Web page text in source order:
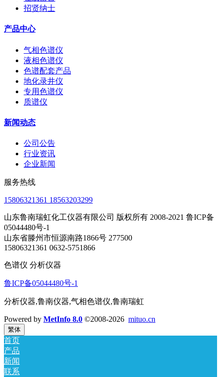
招贤纳士
产品中心
气相色谱仪
液相色谱仪
色谱配套产品
地化录井仪
专用色谱仪
质谱仪
新闻动态
公司公告
行业资讯
企业新闻
服务热线
15806321361 18563203299
山东鲁南瑞虹化工仪器有限公司 版权所有 2008-2021 鲁ICP备
05044480号-1
山东省滕州市恒源南路1866号 277500
15806321361 0632-5751866
色谱仪 分析仪器
鲁ICP备05044480号-1
分析仪器,鲁南仪器,气相色谱仪,鲁南瑞虹
Powered by MetInfo 8.0 ©2008-2026 mituo.cn
繁体
首页
产品
新闻
联系